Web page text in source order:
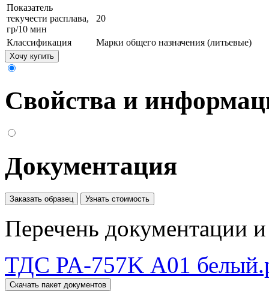
Показатель
текучести расплава,
гр/10 мин
20
Классификация Марки общего назначения (литьевые)
Хочу купить
Свойства и
Документация
Заказать образец Узнать стоимость
Перечень документации
ТДС PA-757K А01
Скачать пакет документов